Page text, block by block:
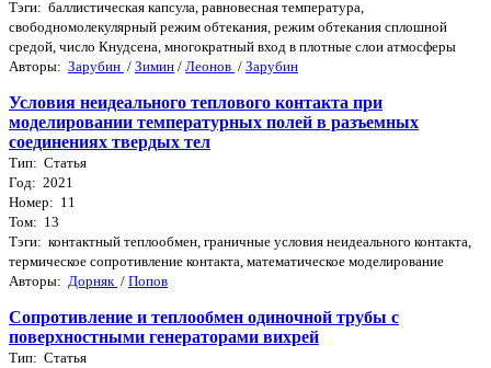
Тэги: баллистическая капсула, равновесная температура,
свободномолекулярный режим обтекания, режим обтекания сплошной
средой, число Кнудсена, многократный вход в плотные слои атмосферы
Авторы: Зарубин / Зимин / Леонов / Зарубин
Условия неидеального теплового контакта при
моделировании температурных полей в разъемных
соединениях твердых тел
Тип: Статья
Год: 2021
Номер: 11
Том: 13
Тэги: контактный теплообмен, граничные условия неидеального контакта,
термическое сопротивление контакта, математическое моделирование
Авторы: Дорняк / Попов
Сопротивление и теплообмен одиночной трубы с
поверхностными генераторами вихрей
Тип: Статья